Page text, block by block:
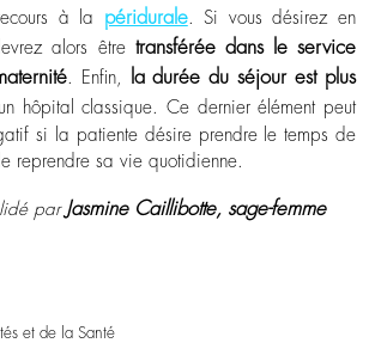
à la péridurale. Si vous désirez en
alors être transférée dans le service
. Enfin,
la durée du séjour est plus
hôpital classique. Ce dernier élément peut
si la patiente désire prendre le temps de
reprendre sa vie quotidienne.
par Jasmine Caillibotte, sage-femme
et de la Santé